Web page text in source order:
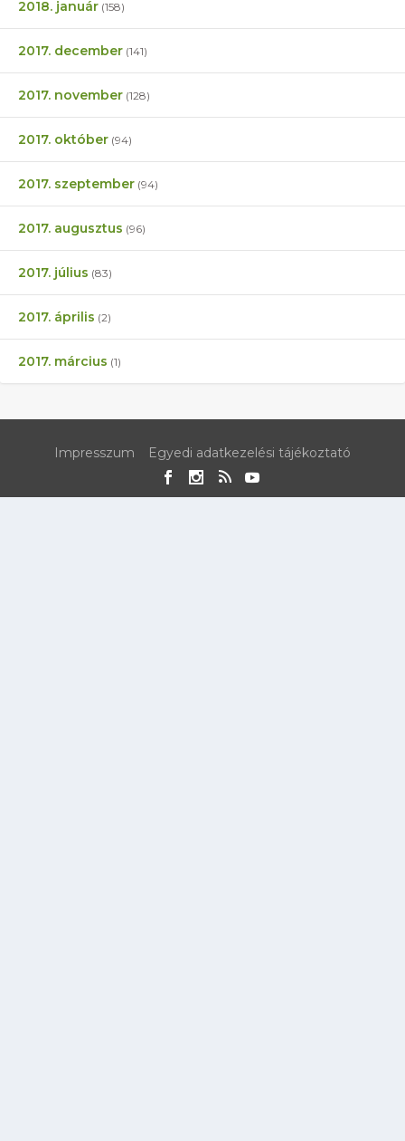
2018. január (158)
2017. december (141)
2017. november (128)
2017. október (94)
2017. szeptember (94)
2017. augusztus (96)
2017. július (83)
2017. április (2)
2017. március (1)
Impresszum Egyedi adatkezelési tájékoztató